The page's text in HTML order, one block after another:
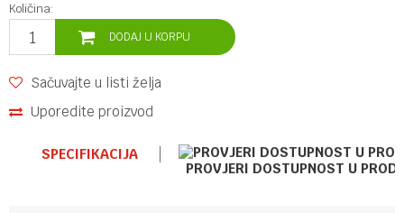
Količina:
DODAJ U KORPU
Sačuvajte u listi želja
Uporedite proizvod
SPECIFIKACIJA
PROVJERI DOSTUPNOST U